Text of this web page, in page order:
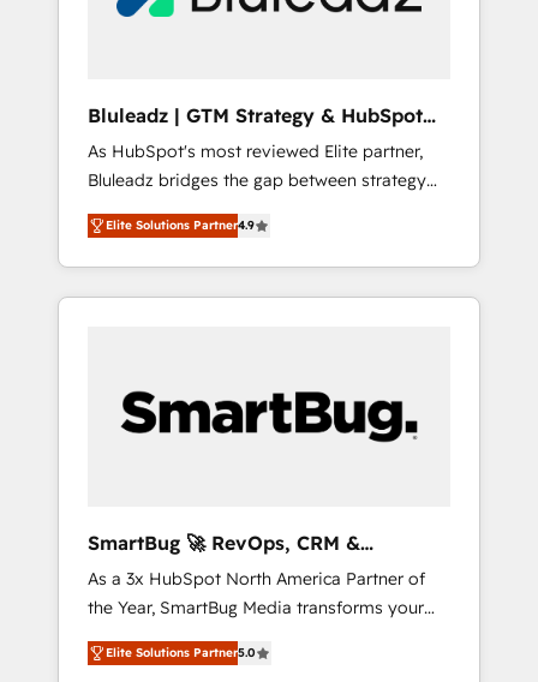
ータと業務プロセスのサイロ化を、CRMを軸と
ら、GTMの見える化・自動化まで。全Hub統合
運用、データ品質設計、グループ横断のCRM統
合に対応します。 2️⃣ AIエージェント組織構築
営業・マーケティング業務の一部をAIが自律実
行する組織への移行を設計・実装。Breeze・
Claude等をHubSpotと連携させ、役割定義・運
用ルール・成果指標まで含めて設計します。 3️⃣
PMOとして主導。「設定の代行ではなく、設計
の責任」を引き受け、部門横断の統合・浸透・
Hubで一体提供。 ▸ 既存CRM・MAからの移行
支援：Salesforce・Marketo・Pardot等からの
移行、カスタム設計、履歴データ移行と活用設
計まで。 ▸ AEO対応：ChatGPT・Perplexity等
のAI検索からの流入・引用を前提にコンテンツ
Bluleadz | GTM Strategy & HubSpot
Implementation
As HubSpot's most reviewed Elite partner,
Bluleadz bridges the gap between strategy
and execution. We don't just "set up tools" —
we install the GTM Operating System (GTM
OS) to align your leadership and engineer a
portal that drives predictable revenue
and Story to stop "accelerating a mess." ⚙️
Elite Engineering & AI Scalable Architecture:
agents, and high-integrity migrations for total
reporting clarity. Security & Compliance: SOC
2 Type I and HIPAA attested for enterprise-
grade data security. 🏆 Why Bluleadz? GTM
OS Partner | 16+ Years Experience | 1,000+
Elite Solutions Partner4.9
SmartBug 🚀 RevOps, CRM &
Integration Experts
As a 3x HubSpot North America Partner of
the Year, SmartBug Media transforms your
customer lifecycle into a revenue engine. Our
unified ecosystem includes specialized
Elite Solutions Partner5.0